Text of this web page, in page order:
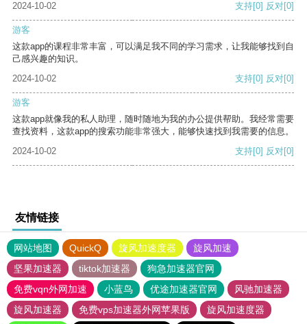
2024-10-02 支持[0] 反对[0]
游客
这款app的课程非常丰富，可以满足我不同的学习需求，让我能够找到自
己感兴趣的知识。
2024-10-02
支持[0] 反对[0]
游客
这款app就像我的私人助理，随时随地为我的办公提供帮助。我经常需要
查找资料，这款app的搜索功能非常强大，能够快速找到我需要的信息。
2024-10-02
支持[0] 反对[0]
友情链接
网站地图 QuickQ 旋风加速度器
旋风加速
坚果加速器
tiktok加速器
狗急加速器官网
免费vqn外网加速
小蓝鸟 优途加速器官网
风驰加速器
旋风加速器
免费vps加速器外网苹果版
旋风加速度器